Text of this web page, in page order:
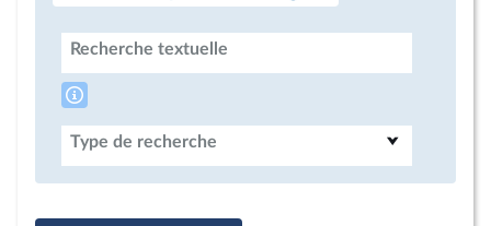
Recherche textuelle
Type de recherche